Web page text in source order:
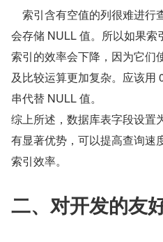
索引含有空值的列很难进行
会存储 NULL 值。所以如果索
索引的效率会下降，因为它们
及比较运算更加复杂。应该用
串代替 NULL 值。
综上所述，数据库表字段设置
有显著优势，可以提高查询速
索引效率。
二、对开发的友